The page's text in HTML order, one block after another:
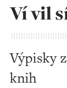
Ví vil
Výpisky
knih